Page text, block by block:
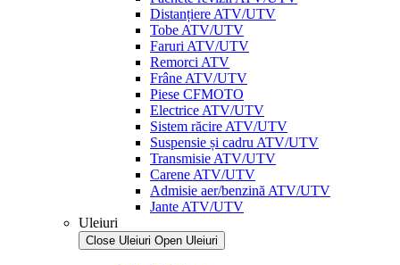
Distanțiere ATV/UTV
Tobe ATV/UTV
Faruri ATV/UTV
Remorci ATV
Frâne ATV/UTV
Piese CFMOTO
Electrice ATV/UTV
Sistem răcire ATV/UTV
Suspensie și cadru ATV/UTV
Transmisie ATV/UTV
Carene ATV/UTV
Admisie aer/benzină ATV/UTV
Jante ATV/UTV
Uleiuri
Close Uleiuri Open Uleiuri